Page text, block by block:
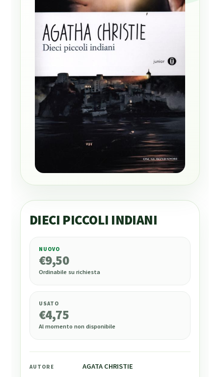
DIECI PICCOLI INDIANI
9,50
NUOVO
€9,50
Ordinabile su richiesta
USATO
€4,75
Al momento non disponibile
AUTORE AGATA CHRISTIE